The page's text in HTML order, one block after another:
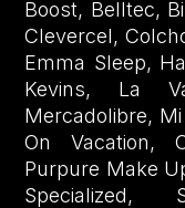
Boost, Belltec,
Clevercel,
Emma Sleep,
Kevins, La
Mercadolibre,
On Vacation,
Purpure Make
Specialized,